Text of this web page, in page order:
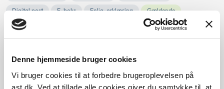
Denne hjemmeside bruger cookies
Vi bruger cookies til at forbedre brugeroplevelsen på
ast.dk. Ved at tillade alle cookies giver du samtykke til, at
Digital post
E-boks Enlig-erklæring
Gældende
Arbejdsskade
Kommunal
Forvaltningsloven
Resumé:
Principafgørelsen fastslår
Når en borger har tilmeldt sig Digital Post fra offentlige